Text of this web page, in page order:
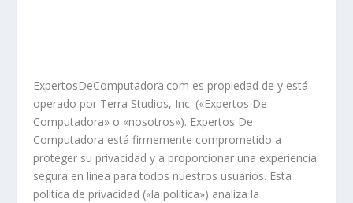
ExpertosDeComputadora.com es propiedad de y está
operado por Terra Studios, Inc. («Expertos De
Computadora» o «nosotros»). Expertos De
Computadora está firmemente comprometido a
proteger su privacidad y a proporcionar una experiencia
segura en línea para todos nuestros usuarios. Esta
política de privacidad («la política») analiza la